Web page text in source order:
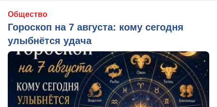
Общество
Гороскоп на 7 августа: кому сегодня
улыбнётся удача